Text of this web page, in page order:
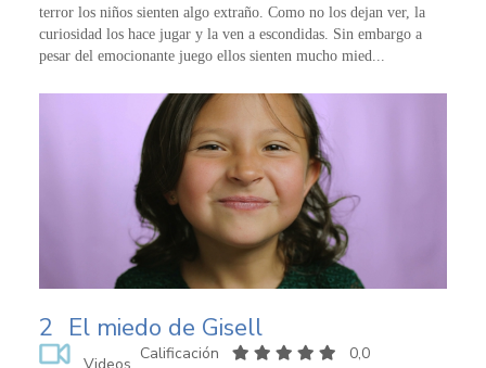
terror los niños sienten algo extraño. Como no los dejan ver, la
curiosidad los hace jugar y la ven a escondidas. Sin embargo a
pesar del emocionante juego ellos sienten mucho mied...
2 El miedo de Gisell
Calificación 0,0